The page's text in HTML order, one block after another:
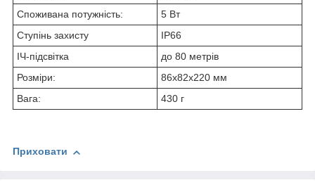
Споживана потужність:
5 Вт
Ступінь захисту
IP66
ІЧ-підсвітка
до 80 метрів
Розміри:
86х82x220 мм
Вага:
430 г
Приховати